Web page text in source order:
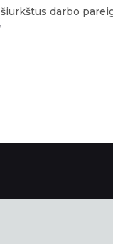
šiurkštus darbo